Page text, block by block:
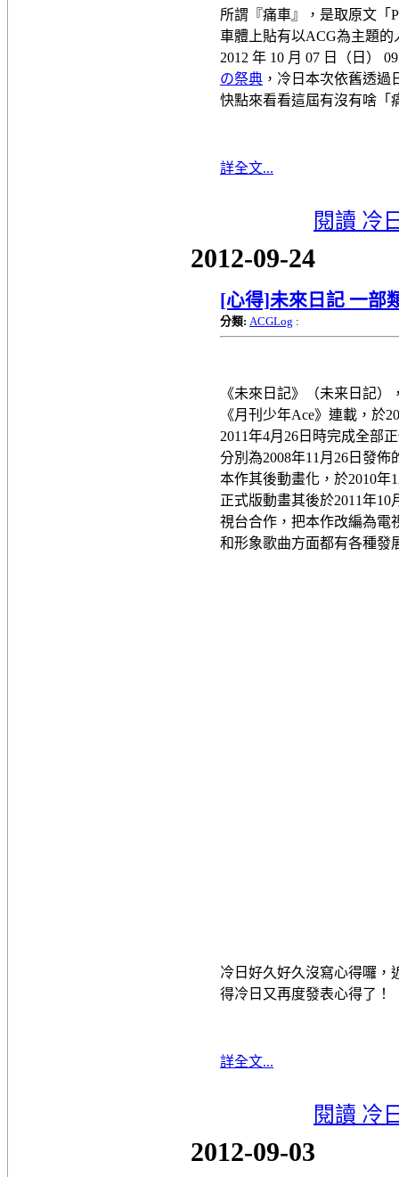
所謂『痛車』，是取原文「
車體上貼有以ACG為主題
2012 年 10 月 07 日（日）
の祭典 ，冷日本次依舊透
快點來看看這屆有沒有啥「
詳全文...
閱讀 冷
2012-09-24
[心得]未來日記 一部
分類: ACGLog :
《未來日記》（未来日記
《月刊少年Ace》連載，於
2011年4月26日時完成全部
分別為2008年11月26日發佈
本作其後動畫化，於2010年
正式版動畫其後於2011年
視台合作，把本作改編為電
和形象歌曲方面都有各種發
冷日好久好久沒寫心得囉，
得冷日又再度發表心得了！
詳全文...
閱讀 冷
2012-09-03